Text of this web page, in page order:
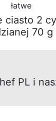
łatwe
ciasto 2
70 g
PL i